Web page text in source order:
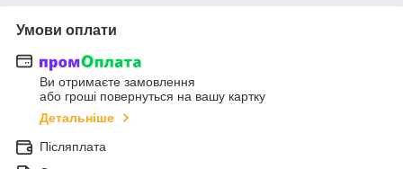
Умови оплати
Ви отримаєте замовлення
або гроші повернуться на вашу картку
Детальніше
Післяплата